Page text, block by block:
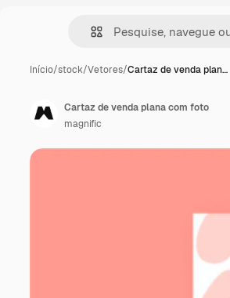
Início/stock/Vetores/Cartaz de venda plan…
Cartaz de venda plana com foto
magnific